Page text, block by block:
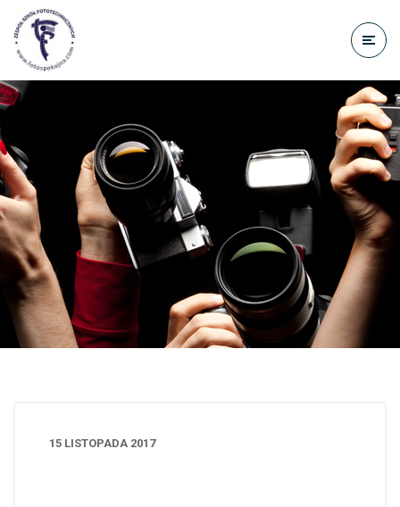
treści
15 LISTOPADA 2017